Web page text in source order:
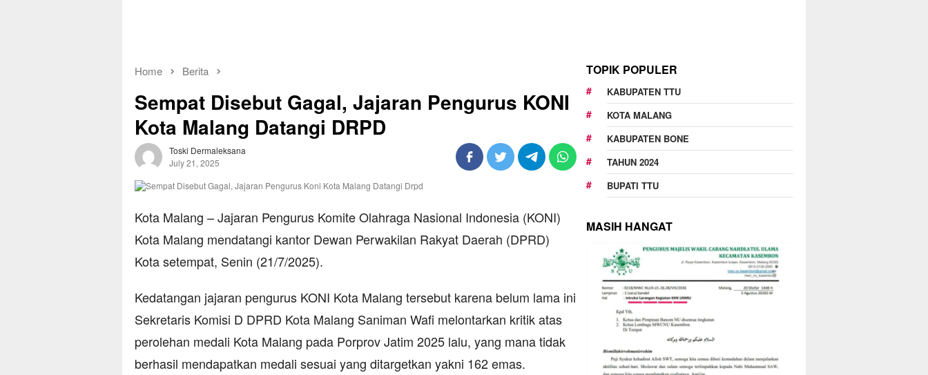
Home Berita
Sempat Disebut Gagal, Jajaran Pengurus KONI
Kota Malang Datangi DRPD
Toski Dermaleksana
July 21, 2025
Kota Malang – Jajaran Pengurus Komite Olahraga Nasional Indonesia (KONI)
Kota Malang mendatangi kantor Dewan Perwakilan Rakyat Daerah (DPRD)
Kota setempat, Senin (21/7/2025).
Kedatangan jajaran pengurus KONI Kota Malang tersebut karena belum lama ini
Sekretaris Komisi D DPRD Kota Malang Saniman Wafi melontarkan kritik atas
perolehan medali Kota Malang pada Porprov Jatim 2025 lalu, yang mana tidak
berhasil mendapatkan medali sesuai yang ditargetkan yakni 162 emas.
TOPIK POPULER
KABUPATEN TTU
KOTA MALANG
KABUPATEN BONE
TAHUN 2024
BUPATI TTU
MASIH HANGAT